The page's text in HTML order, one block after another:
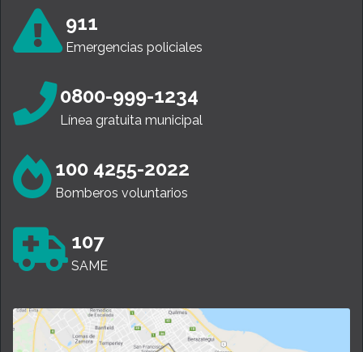
911
Emergencias policiales
0800-999-1234
Línea gratuita municipal
100 4255-2022
Bomberos voluntarios
107
SAME